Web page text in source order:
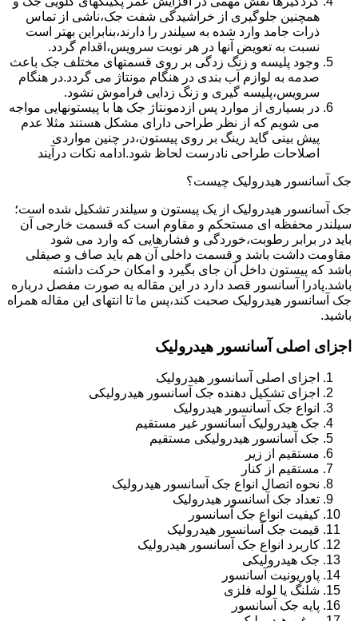
همچنین جلوگیری از خراشیدگی شفت جک،ناشی از تماس
ذرات جامد وارد شده به سیلندر را دارند،بنابراین بهتر است
نسبت به تعویض آنها در هر نوبت سرویس،اقدام گردد.
وجود پلیسه و زنگ زدگی بر روی قسمتهای مختلف جک باعث
صدمه به لوازم آب بندی در هنگام مونتاژ می گردد.در هنگام
سرویس،پلیسه گیری و زنگ زدایی فراموش نشود.
در بسیاری از موارد پس ازدمونتاژ جک ها با پیستونهایی مواجه
می شویم که از نظر طراحی دارای مشکل هستند مثلا عدم
پیش بینی گاید رینگ بر روی پیستون،در چنین مواردی
اصلاحات طراحی نادرست لحاظ شود.ادامه نکات درآیند
جک آسانسور هیدرولیک چیست؟
جک آسانسور هیدرولیک از یک پیستون و سیلندر تشکیل شده است؛
سیلندر محفظه ای مستحکم و مقاوم است که قسمت خارجی آن
باید در برابر رطوبت،خوردگی و فشارهایی که وارد می شود
مقاومت داشت باشد و قسمت داخلی آن هم باید صاف و صیقلی
باشد که پیستون داخل آن جای بگیرد و امکان حرکت داشته
باشد.پادرا آسانسور قصد دارد در این مقاله به صورت مفصل درباره
جک آسانسور هیدرولیک صحبت کند،پس ما تا انتهای این مقاله همراه
باشید.
اجزای اصلی آسانسور هیدرولیک
اجزای اصلی آسانسور هیدرولیک
اجزای تشکیل دهنده جک آسانسور هیدرولیکی
انواع جک آسانسور هیدرولیک
جک هیدرولیک آسانسور غیر مستقیم
جک آسانسور هیدرولیکی مستقیم
مستقیم از زیر
مستقیم از کنار
نحوه اتصال انواع جک آسانسور هیدرولیک
تعداد جک آسانسور هیدرولیک
کیفیت انواع جک آسانسور
قیمت جک آسانسور هیدرولیک
کاربرد انواع جک آسانسور هیدرولیک
جک هیدرولیکی
پاوریونیت آسانسور
شلنگ یا لوله فلزی
پایه جک آسانسور